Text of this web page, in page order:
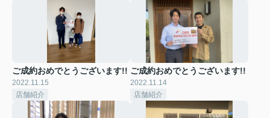
ご成約おめでとうございます!!
2022.11.15
店舗紹介
ご成約おめでとうございます!!
2022.11.14
店舗紹介